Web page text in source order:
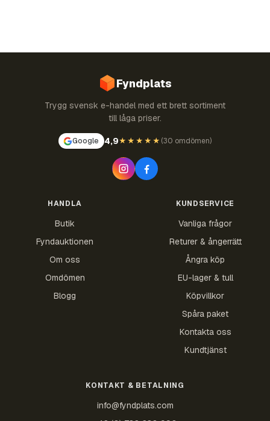
Fyndplats
Trygg svensk e-handel med ett brett sortiment
till låga priser.
Google 4,9★★★★★ (30 omdömen)
HANDLA
Butik
Fyndauktionen
Om oss
Omdömen
Blogg
KUNDSERVICE
Vanliga frågor
Returer & ångerrätt
Ångra köp
EU-lager & tull
Köpvillkor
Spåra paket
Kontakta oss
Kundtjänst
KONTAKT & BETALNING
info@fyndplats.com